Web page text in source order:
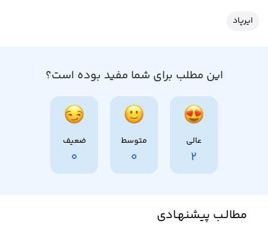
ایرپاد
این مطلب برای شما مفید بوده است؟
عالی
2
متوسط
0
ضعیف
0
مطالـب پیشنهـادی